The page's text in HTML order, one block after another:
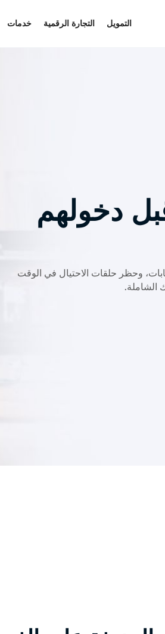
التمويل التجارة الرقمية خدمات
دخولهم
وحظر حلقات الاحتيال في الوقت
الشاملة.